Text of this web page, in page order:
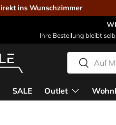
ins Wunschzimmer
Ihre Bestellung bleibt
Suchen
Suchen
SALE Outlet